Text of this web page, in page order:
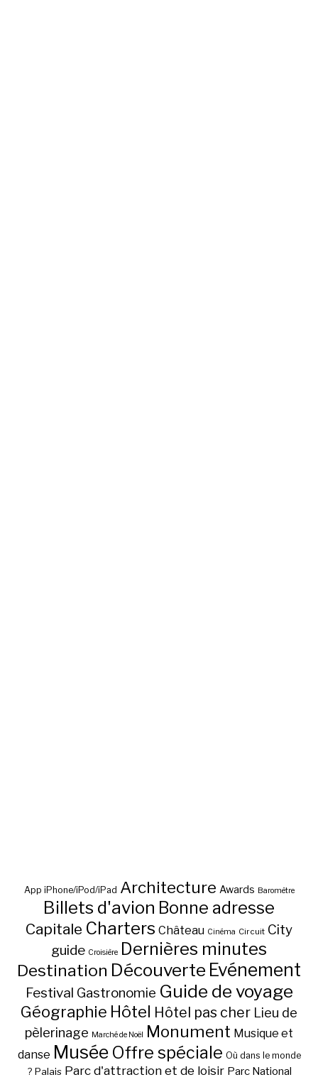
App iPhone/iPod/iPad Architecture Awards Baromètre
Billets d'avion Bonne adresse
Capitale Charters Château Cinéma Circuit City
guide Croisière Dernières minutes
Destination Découverte Evénement
Festival Gastronomie Guide de voyage
Géographie Hôtel Hôtel pas cher Lieu de
pèlerinage Marché de Noël Monument Musique et
danse Musée Offre spéciale Où dans le monde
? Palais Parc d'attraction et de loisir Parc National